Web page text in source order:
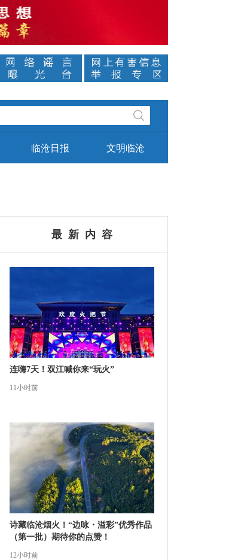
美丽中国 绿美云南 醉美临沧
临沧日报 文明临沧
最 新 内 容
连嗨7天！双江喊你来“玩火”
11小时前
诗藏临沧烟火！“边咏・溢彩”优秀作品
（第一批）期待你的点赞！
12小时前